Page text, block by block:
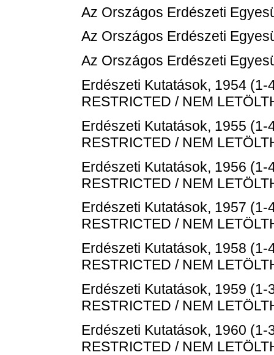
Az Országos Erdészeti
Az Országos Erdészeti
Az Országos Erdészeti
Erdészeti Kutatások, 1954
RESTRICTED / NEM
Erdészeti Kutatások, 1955
RESTRICTED / NEM
Erdészeti Kutatások, 1956
RESTRICTED / NEM
Erdészeti Kutatások, 1957
RESTRICTED / NEM
Erdészeti Kutatások, 1958
RESTRICTED / NEM
Erdészeti Kutatások, 1959
RESTRICTED / NEM
Erdészeti Kutatások, 1960
RESTRICTED / NEM